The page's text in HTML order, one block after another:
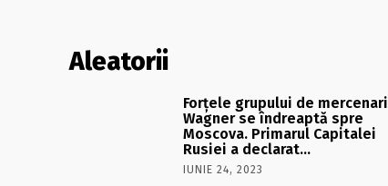
Aleatorii
Forţele grupului de mercenari
Wagner se îndreaptă spre
Moscova. Primarul Capitalei
Rusiei a declarat…
IUNIE 24, 2023